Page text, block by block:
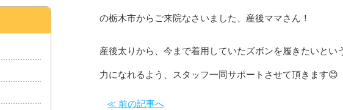
の栃木市からご来院なさいました、産後ママさん！
産後太りから、今まで着用していたズボンを履きたいとい
力になれるよう、スタッフ一同サポートさせて頂きます😊
≪ 前の記事へ